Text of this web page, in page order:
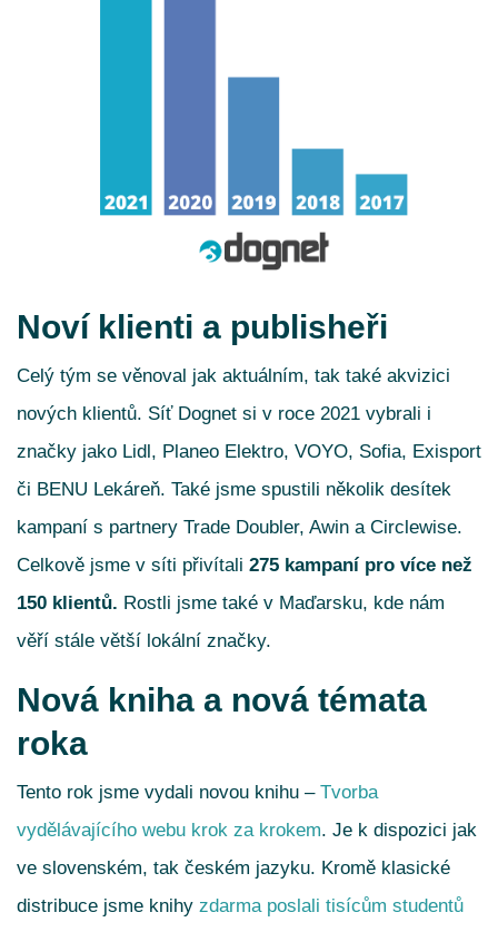
Noví klienti a publisheři
Celý tým se věnoval jak aktuálním, tak také akvizici
nových klientů. Síť Dognet si v roce 2021 vybrali i
značky jako Lidl, Planeo Elektro, VOYO, Sofia, Exisport
či BENU Lekáreň. Také jsme spustili několik desítek
kampaní s partnery Trade Doubler, Awin a Circlewise.
Celkově jsme v síti přivítali 275 kampaní pro více než
150 klientů. Rostli jsme také v Maďarsku, kde nám
věří stále větší lokální značky.
Nová kniha a nová témata
roka
Tento rok jsme vydali novou knihu – Tvorba
vydělávajícího webu krok za krokem. Je k dispozici jak
ve slovenském, tak českém jazyku. Kromě klasické
distribuce jsme knihy zdarma poslali tisícům studentů